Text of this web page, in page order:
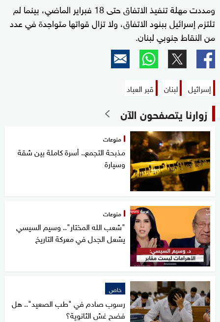
ومددت مهلة تنفيذ الاتفاق حتى 18 فبراير الماضي، بينما لم
تلتزم إسرائيل ببنود الاتفاق، ولا تزال قواتها متواجدة في عدد
من النقاط جنوبي لبنان.
إسرائيل لبنان قبر العباد
زوارنا يتصفحون الآن
منوعات
مذبحة التجمع.. أسرة كاملة بين شقة
وسيارة
منوعات
"شعب الله المختار".. وسيم السيسي
يشعل الجدل في معركة التاريخ
خاص
رسوب صادم في "طب الصعيد".. هل
فضح غش الثانوية؟